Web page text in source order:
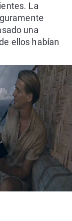
La
una
ellos habían